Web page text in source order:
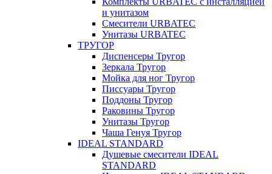
и унитазом
Смесители URBATEC
Унитазы URBATEC
ТРУГОР
Диспенсеры Тругор
Зеркала Тругор
Мойка для ног Тругор
Писсуары Тругор
Поддоны Тругор
Раковины Тругор
Унитазы Тругор
Чаша Генуя Тругор
IDEAL STANDARD
Душевые смесители IDEAL
STANDARD